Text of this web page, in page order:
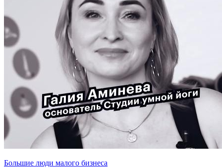
Большие люди малого бизнеса